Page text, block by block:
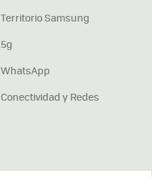
Territorio Samsung
5g
WhatsApp
Conectividad y Redes